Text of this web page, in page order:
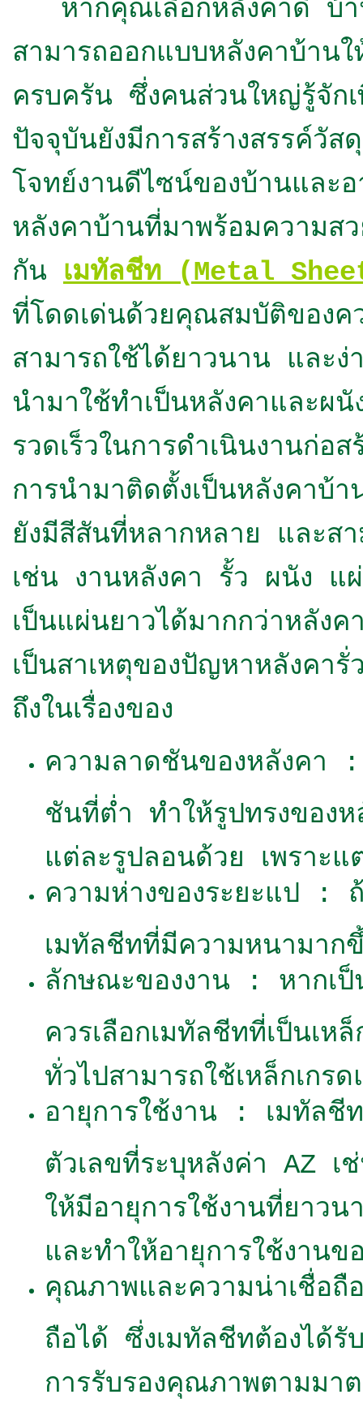
หากคุณเลือกหลังคาดี บ้าน
สามารถออกแบบหลังคาบ้าน
ครบครัน ซึ่งคนส่วนใหญ่รู้จัก
ปัจจุบันยังมีการสร้างสรรค์วั
โจทย์งานดีไซน์ของบ้านและ
หลังคาบ้านที่มาพร้อมความ
กัน เมทัลชีท (Metal
ที่โดดเด่นด้วยคุณสมบัติของ
สามารถใช้ได้ยาวนาน และง่
นำมาใช้ทำเป็นหลังคาและผ
รวดเร็วในการดำเนินงานก่
การนำมาติดตั้งเป็นหลังคาบ้
ยังมีสีสันที่หลากหลาย และส
เช่น งานหลังคา รั้ว ผนัง แ
เป็นแผ่นยาวได้มากกว่าหลัง
เป็นสาเหตุของปัญหาหลังคา
ถึงในเรื่องของ
ความลาดชันของหลังคา
ชันที่ต่ำ ทำให้รูปทรงของ
แต่ละรูปลอนด้วย เพราะแ
ความห่างของระยะแป :
เมทัลชีทที่มีความหนามาก
ลักษณะของงาน : หากเป็
ควรเลือกเมทัลชีทที่เป็นเห
ทั่วไปสามารถใช้เหล็กเกรด
อายุการใช้งาน : เมทัลชี
ตัวเลขที่ระบุหลังค่า AZ เ
ให้มีอายุการใช้งานที่ยาว
และทำให้อายุการใช้งานข
คุณภาพและความน่าเชื่อถื
ถือได้ ซึ่งเมทัลชีทต้องได้
การรับรองคุณภาพตามมา